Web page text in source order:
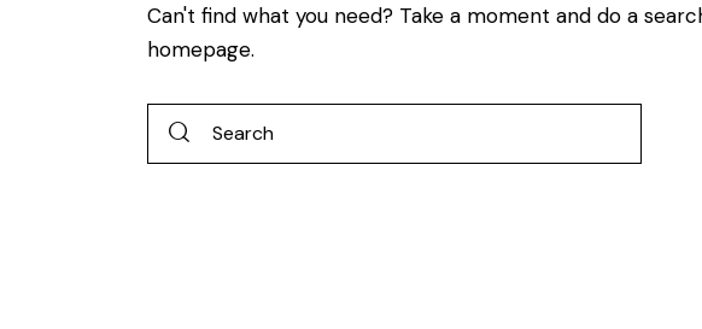
Can't find what you need? Take a moment and do a
homepage.